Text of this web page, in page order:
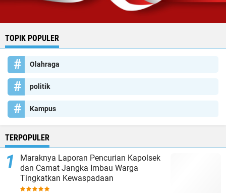
TOPIK POPULER
Olahraga
politik
Kampus
TERPOPULER
Maraknya Laporan Pencurian Kapolsek
dan Camat Jangka Imbau Warga
Tingkatkan Kewaspadaan